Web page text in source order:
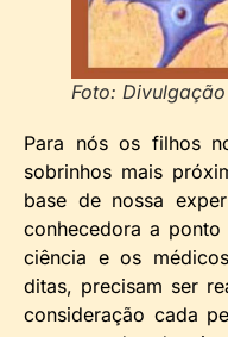
Foto: Divulgação
Para nós os filhos
sobrinhos mais
base de nossa
conhecedora a
ciência e os
ditas, precisam ser
consideração cada